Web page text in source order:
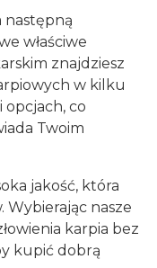
następną
właściwe
znajdziesz
w kilku
opcjach, co
Twoim
jakość, która
Wybierając nasze
karpia bez
kupić dobrą